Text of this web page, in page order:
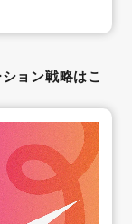
ョン戦略はこ